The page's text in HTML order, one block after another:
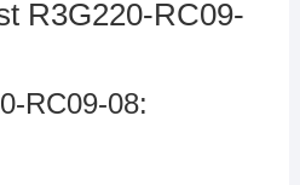
R3G220-RC09-
RC09-08: